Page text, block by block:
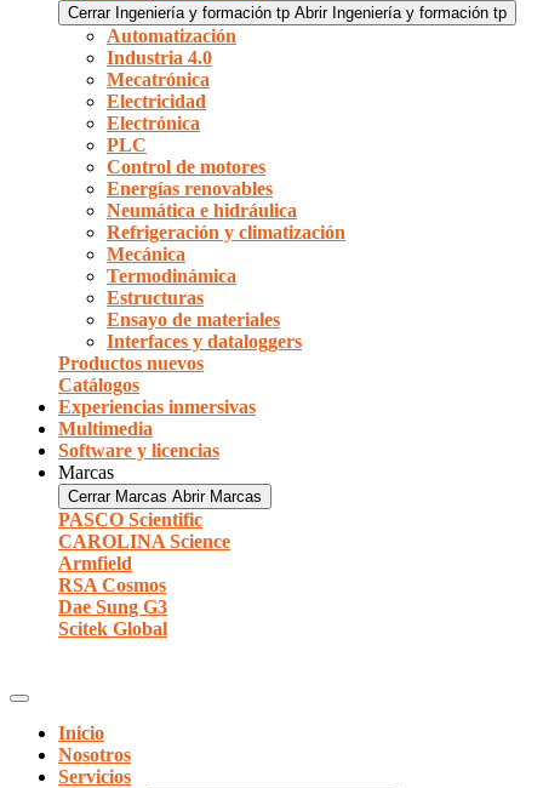
Cerrar Ingeniería y formación tp Abrir Ingeniería y formación tp
Automatización
Industria 4.0
Mecatrónica
Electricidad
Electrónica
PLC
Control de motores
Energías renovables
Neumática e hidráulica
Refrigeración y climatización
Mecánica
Termodinámica
Estructuras
Ensayo de materiales
Interfaces y dataloggers
Productos nuevos
Catálogos
Experiencias inmersivas
Multimedia
Software y licencias
Marcas
Cerrar Marcas Abrir Marcas
PASCO Scientific
CAROLINA Science
Armfield
RSA Cosmos
Dae Sung G3
Scitek Global
Inicio
Nosotros
Servicios